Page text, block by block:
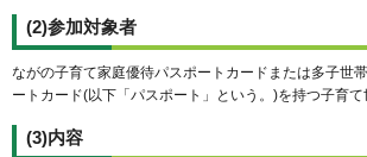
(2)参加対象者
ながの子育て家庭優待パスポートカードまたは多子世
ートカード(以下「パスポート」という。)を持つ子育て
(3)内容